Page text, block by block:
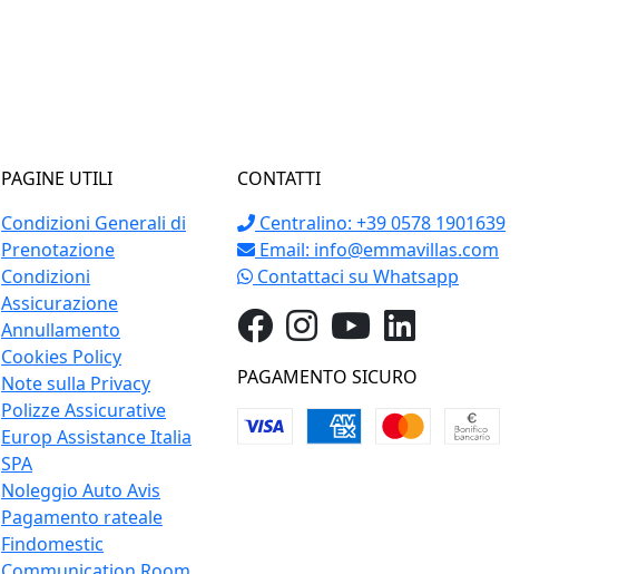
PAGINE UTILI
Condizioni Generali di
Prenotazione
Condizioni
Assicurazione
Annullamento
Cookies Policy
Note sulla Privacy
Polizze Assicurative
Europ Assistance Italia
SPA
Noleggio Auto Avis
Pagamento rateale
Findomestic
CONTATTI
Centralino: +39 0578 1901639
Email: info@emmavillas.com
Contattaci su Whatsapp
PAGAMENTO SICURO